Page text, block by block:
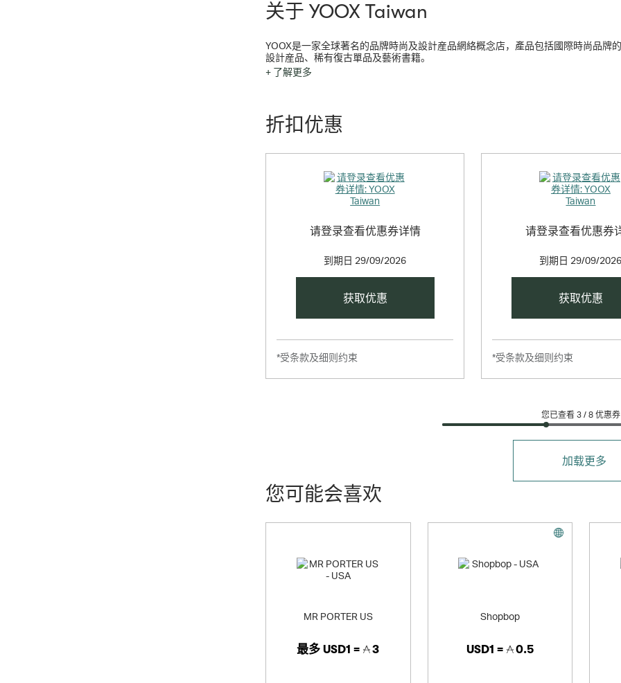
关于 YOOX Taiwan
YOOX是一家全球著名的品牌時尚及設計産品網絡概念店，產品包括國際時尚品
設計産品、稀有復古單品及藝術書籍。
YOOX is the virtual boutique of multi-brand fashion & design, offering exclusive
end-of-season clothing and accessories at accessible prices; from vintage
+ 了解更多
折扣优惠
请登录查看优惠券详情
到期日 29/09/2026
获取优惠
*受条款及细则约束
请登录查看优惠券
到期日 29/09/2026
获取优惠
*受条款及细则约束
您已查看 3 / 8 优惠券
加载更多
您可能会喜欢
MR PORTER US
最多 USD1 = 3
Shopbop
USD1 = 0.5